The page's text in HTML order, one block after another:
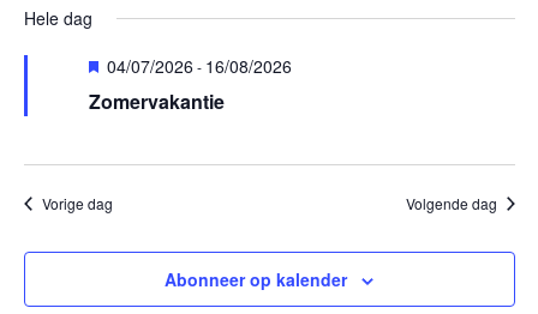
Hele dag
Uitgelicht
04/07/2026 - 16/08/2026
Zomervakantie
Vorige dag Volgende dag
Abonneer op kalender